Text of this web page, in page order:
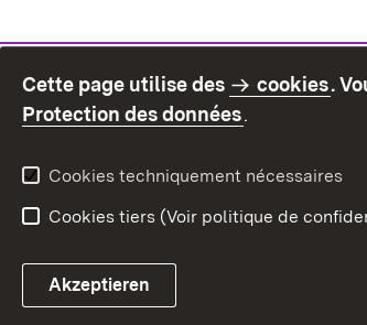
Cette page utilise des cookies.
Protection des données.
Cookies techniquement nécessaires
Cookies tiers (Voir politique de
Akzeptieren